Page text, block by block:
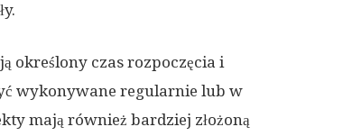
określony czas rozpoczęcia i
wykonywane regularnie lub w
mają również bardziej złożoną